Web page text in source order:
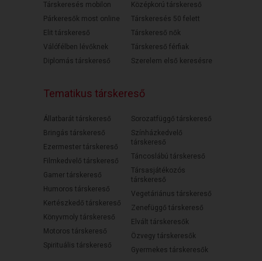
Társkeresés mobilon
Párkeresők most online
Elit társkereső
Válófélben lévőknek
Diplomás társkereső
Középkorú társkereső
Társkeresés 50 felett
Társkereső nők
Társkereső férfiak
Szerelem első keresésre
Tematikus társkereső
Állatbarát társkereső
Bringás társkereső
Ezermester társkereső
Filmkedvelő társkereső
Gamer társkereső
Humoros társkereső
Kertészkedő társkereső
Könyvmoly társkereső
Motoros társkereső
Spirituális társkereső
Sorozatfüggő társkereső
Színházkedvelő
társkereső
Táncoslábú társkereső
Társasjátékozós
társkereső
Vegetáriánus társkereső
Zenefüggő társkereső
Elvált társkeresők
Özvegy társkeresők
Gyermekes társkeresők